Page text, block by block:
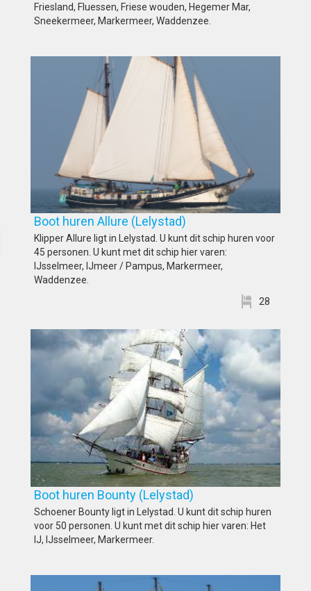
Friesland, Fluessen, Friese wouden, Hegemer Mar,
Sneekermeer, Markermeer, Waddenzee.
Boot huren Allure (Lelystad)
Klipper Allure ligt in Lelystad. U kunt dit schip huren voor
45 personen. U kunt met dit schip hier varen:
IJsselmeer, IJmeer / Pampus, Markermeer,
Waddenzee.
28
Boot huren Bounty (Lelystad)
Schoener Bounty ligt in Lelystad. U kunt dit schip huren
voor 50 personen. U kunt met dit schip hier varen: Het
IJ, IJsselmeer, Markermeer.